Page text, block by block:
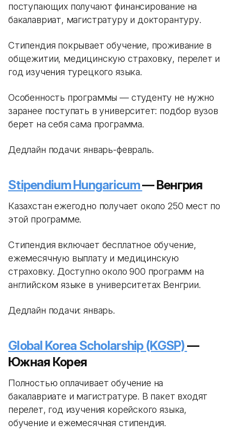
поступающих получают финансирование на
бакалавриат, магистратуру и докторантуру.
Стипендия покрывает обучение, проживание в
общежитии, медицинскую страховку, перелет и
год изучения турецкого языка.
Особенность программы — студенту не нужно
заранее поступать в университет: подбор вузов
берет на себя сама программа.
Дедлайн подачи: январь-февраль.
Stipendium Hungaricum— Венгрия
Казахстан ежегодно получает около 250 мест по
этой программе.
Стипендия включает бесплатное обучение,
ежемесячную выплату и медицинскую
страховку. Доступно около 900 программ на
английском языке в университетах Венгрии.
Дедлайн подачи: январь.
Global Korea Scholarship (KGSP)—
Южная Корея
Полностью оплачивает обучение на
бакалавриате и магистратуре. В пакет входят
перелет, год изучения корейского языка,
обучение и ежемесячная стипендия.